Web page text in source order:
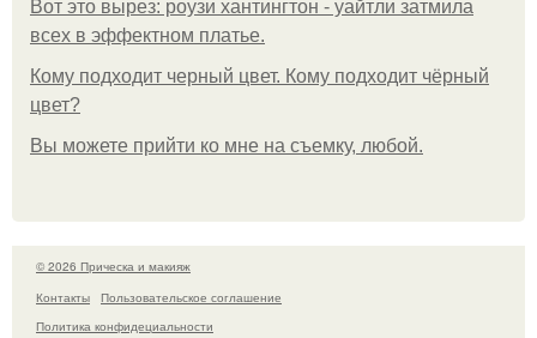
Вот это вырез: роузи хантингтон - уайтли затмила
всех в эффектном платьe.
Кому подходит черный цвет. Кому подходит чёрный
цвет?
Вы можете прийти ко мне на съемку, любой.
© 2026 Прическа и макияж
Контакты
Пользовательское соглашение
Политика конфидециальности